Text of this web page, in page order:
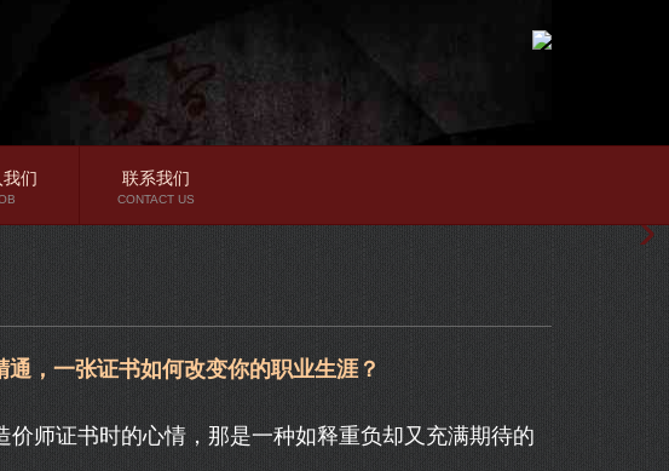
我们 联系我们
CONTACT US
，一张证书如何改变你的职业生涯？
师证书时的心情，那是一种如释重负却又充满期待的